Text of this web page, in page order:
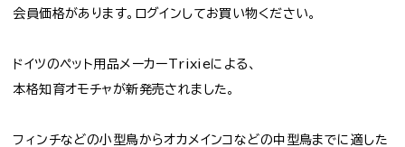
会員価格があります。ログインしてお買い物ください。
ドイツのペット用品メーカーTrixieによる、
本格知育オモチャが新発売されました。
フィンチなどの小型鳥からオカメインコなどの中型鳥までに適した